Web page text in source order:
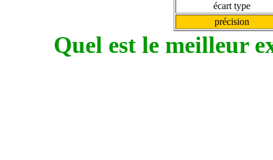
écart type
précision
Quel est le meilleur